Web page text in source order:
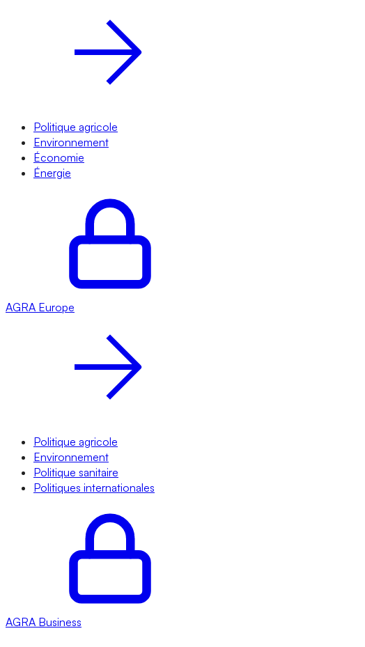
Politique agricole
Environnement
Économie
Énergie
AGRA Europe
Politique agricole
Environnement
Politique sanitaire
Politiques internationales
AGRA Business